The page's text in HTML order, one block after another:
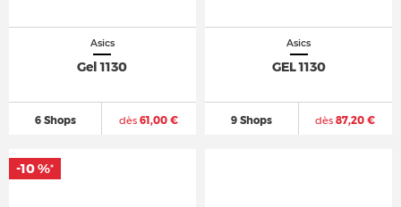
Asics
Gel 1130
6 Shops dès 61,00 €
Asics
GEL 1130
9 Shops dès 87,20 €
-10 %*